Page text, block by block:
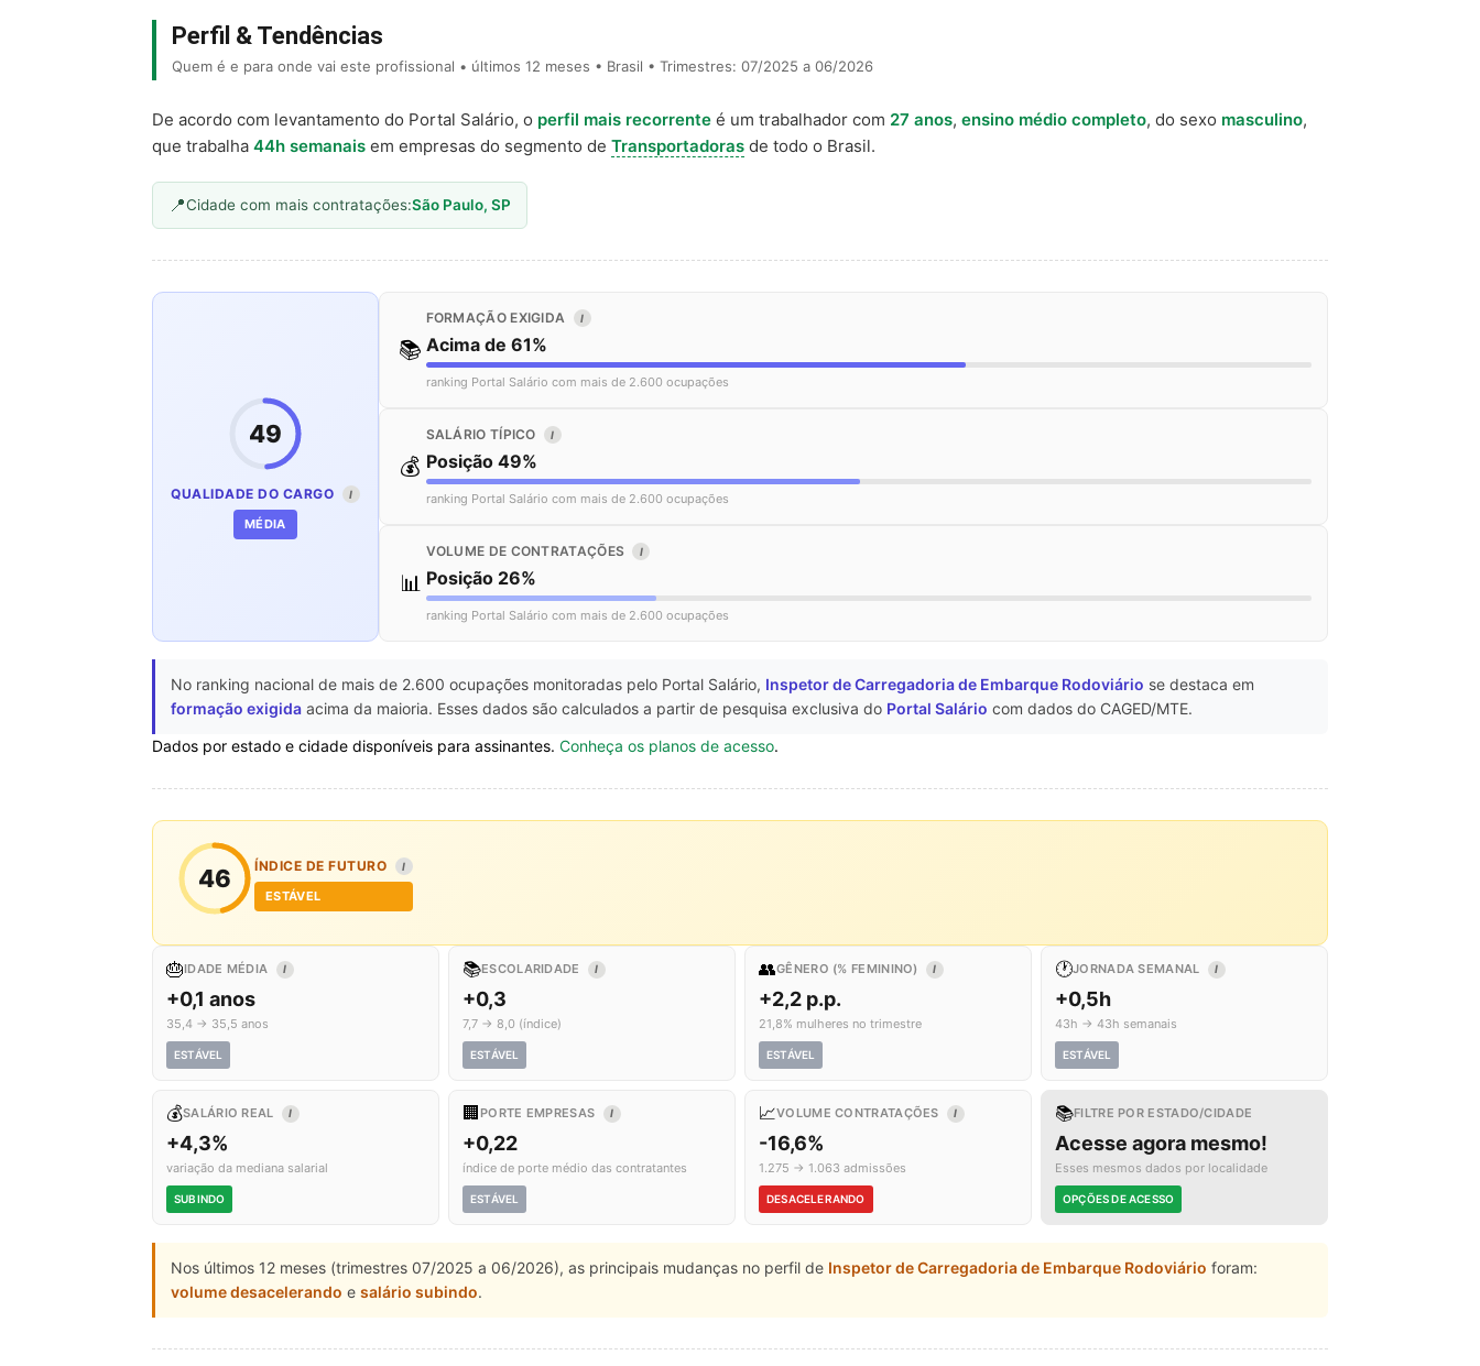
Perfil & Tendências
Quem é e para onde vai este profissional • últimos 12 meses • Brasil • Trimestres: 07/2025 a 06/2026
De acordo com levantamento do Portal Salário, o perfil mais recorrente é um trabalhador com 27 anos, ensino médio completo, do sexo masculino,
que trabalha 44h semanais em empresas do segmento de Transportadoras de todo o Brasil.
Cidade com mais contratações:São Paulo, SP
49
QUALIDADE DO CARGO I
MÉDIA
📚
FORMAÇÃO EXIGIDA I
Acima de 61%
ranking Portal Salário com mais de 2.600 ocupações
💰
SALÁRIO TÍPICO I
Posição 49%
ranking Portal Salário com mais de 2.600 ocupações
📊
VOLUME DE CONTRATAÇÕES I
Posição 26%
ranking Portal Salário com mais de 2.600 ocupações
No ranking nacional de mais de 2.600 ocupações monitoradas pelo Portal Salário, Inspetor de Carregadoria de Embarque Rodoviário se destaca em
formação exigida acima da maioria. Esses dados são calculados a partir de pesquisa exclusiva do Portal Salário com dados do CAGED/MTE.
Dados por estado e cidade disponíveis para assinantes. Conheça os planos de acesso.
46 ÍNDICE DE FUTURO I
ESTÁVEL
🎂IDADE MÉDIA I
+0,1 anos
35,4 → 35,5 anos
ESTÁVEL
📚ESCOLARIDADE I
+0,3
7,7 → 8,0 (índice)
ESTÁVEL
👥GÊNERO (% FEMININO) I
+2,2 p.p.
21,8% mulheres no trimestre
ESTÁVEL
🕐JORNADA SEMANAL I
+0,5h
43h → 43h semanais
ESTÁVEL
💰SALÁRIO REAL I
+4,3%
variação da mediana salarial
SUBINDO
🏢 PORTE EMPRESAS I
+0,22
índice de porte médio das contratantes
ESTÁVEL
📈VOLUME CONTRATAÇÕES I
-16,6%
1.275 → 1.063 admissões
DESACELERANDO
📚FILTRE POR ESTADO/CIDADE
Acesse agora mesmo!
Esses mesmos dados por localidade
OPÇÕES DE ACESSO
Nos últimos 12 meses (trimestres 07/2025 a 06/2026), as principais mudanças no perfil de Inspetor de Carregadoria de Embarque Rodoviário foram:
volume desacelerando e salário subindo.